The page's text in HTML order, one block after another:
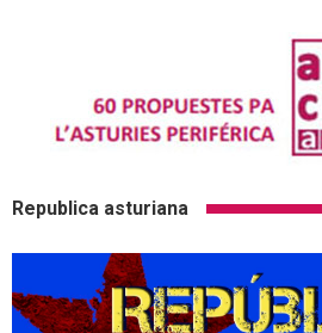
Republica asturiana